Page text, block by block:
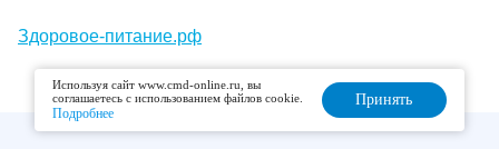
Здоровое-питание.рф
Используя сайт www.cmd-online.ru, вы
соглашаетесь с использованием файлов cookie.
Подробнее
Принять